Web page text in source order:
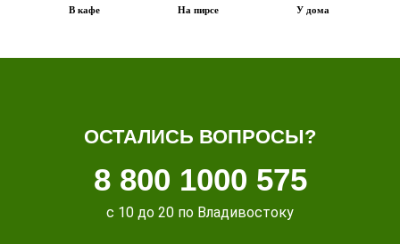
В кафе На пирсе У дома
ОСТАЛИСЬ ВОПРОСЫ?
8 800 1000 575
с 10 до 20 по Владивостоку